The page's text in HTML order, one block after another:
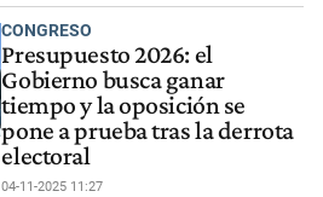
CONGRESO
Presupuesto 2026: el
Gobierno busca ganar
tiempo y la oposición se
pone a prueba tras la derrota
electoral
04-11-2025 11:27